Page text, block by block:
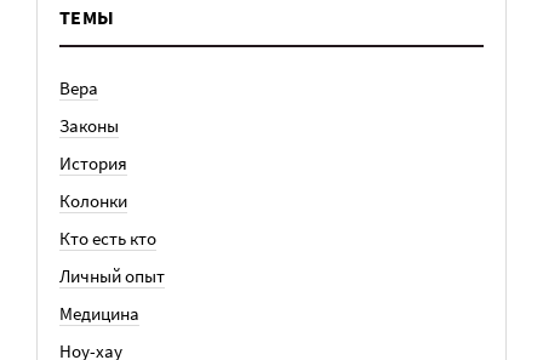
ТЕМЫ
Вера
Законы
История
Колонки
Кто есть кто
Личный опыт
Медицина
Ноу-хау